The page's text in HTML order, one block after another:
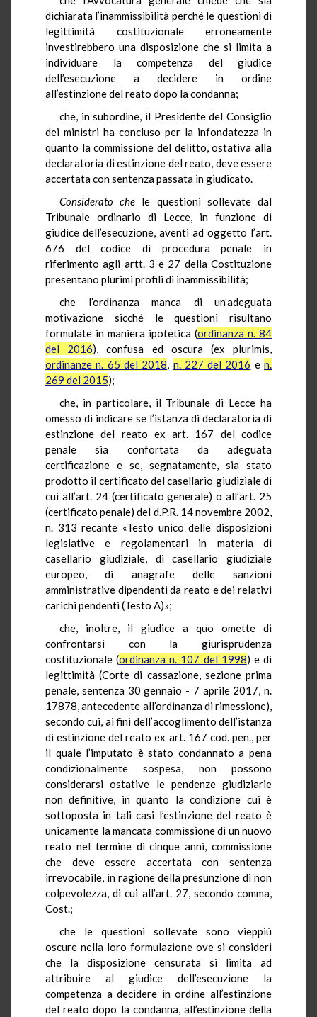
dichiarata l’inammissibilità perché le questioni di
legittimità costituzionale erroneamente
investirebbero una disposizione che si limita a
individuare la competenza del giudice
dell’esecuzione a decidere in ordine
all’estinzione del reato dopo la condanna;
che, in subordine, il Presidente del Consiglio
dei ministri ha concluso per la infondatezza in
quanto la commissione del delitto, ostativa alla
declaratoria di estinzione del reato, deve essere
accertata con sentenza passata in giudicato.
Considerato che le questioni sollevate dal
Tribunale ordinario di Lecce, in funzione di
giudice dell’esecuzione, aventi ad oggetto l’art.
676 del codice di procedura penale in
riferimento agli artt. 3 e 27 della Costituzione
presentano plurimi profili di inammissibilità;
che l’ordinanza manca di un’adeguata
motivazione sicché le questioni risultano
formulate in maniera ipotetica (ordinanza n. 84
del 2016), confusa ed oscura (ex plurimis,
ordinanze n. 65 del 2018, n. 227 del 2016 en.
269 del 2015);
che, in particolare, il Tribunale di Lecce ha
omesso di indicare se l’istanza di declaratoria di
estinzione del reato ex art. 167 del codice
penale sia confortata da adeguata
certificazione e se, segnatamente, sia stato
prodotto il certificato del casellario giudiziale di
cui all’art. 24 (certificato generale) o all’art. 25
(certificato penale) del d.P.R. 14 novembre 2002,
n. 313 recante «Testo unico delle disposizioni
legislative e regolamentari in materia di
casellario giudiziale, di casellario giudiziale
europeo, di anagrafe delle sanzioni
amministrative dipendenti da reato e dei relativi
carichi pendenti (Testo A)»;
che, inoltre, il giudice a quo omette di
confrontarsi con la giurisprudenza
costituzionale (ordinanza n. 107 del 1998) e di
legittimità (Corte di cassazione, sezione prima
penale, sentenza 30 gennaio - 7 aprile 2017, n.
17878, antecedente all’ordinanza di rimessione),
secondo cui, ai fini dell’accoglimento dell’istanza
di estinzione del reato ex art. 167 cod. pen., per
il quale l’imputato è stato condannato a pena
condizionalmente sospesa, non possono
considerarsi ostative le pendenze giudiziarie
non definitive, in quanto la condizione cui è
sottoposta in tali casi l’estinzione del reato è
unicamente la mancata commissione di un nuovo
reato nel termine di cinque anni, commissione
che deve essere accertata con sentenza
irrevocabile, in ragione della presunzione di non
colpevolezza, di cui all’art. 27, secondo comma,
Cost.;
che le questioni sollevate sono vieppiù
oscure nella loro formulazione ove si consideri
che la disposizione censurata si limita ad
attribuire al giudice dell’esecuzione la
competenza a decidere in ordine all’estinzione
del reato dopo la condanna, all’estinzione della